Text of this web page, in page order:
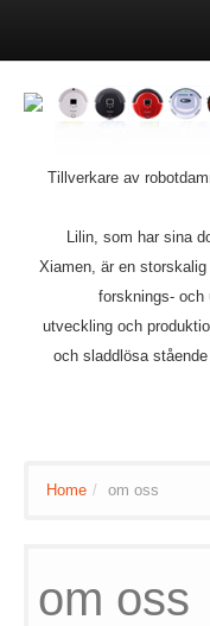
Deutsch
Português
Suomi
Hrvatski
Ukrainian
Slovenčina
Tillverkare av
Lilin, som har sina
Xiamen, är en
forsknings- och
utveckling och
och sladdlösa
Home / om oss
om oss